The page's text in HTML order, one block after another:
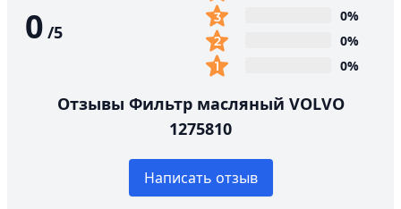
0 /5
0%
0%
0%
Отзывы Фильтр масляный VOLVO
1275810
Написать отзыв